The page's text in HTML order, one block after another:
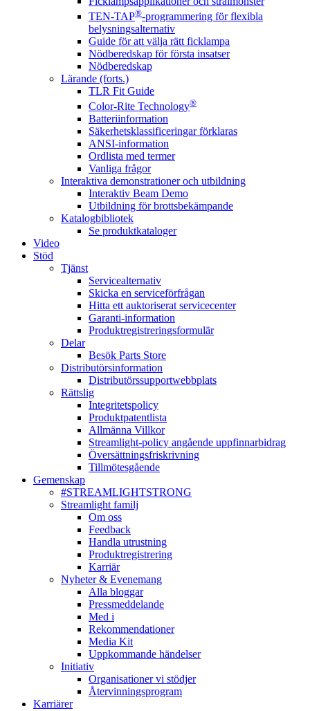
TEN-TAP®-programmering för flexibla
belysningsalternativ
Guide för att välja rätt ficklampa
Nödberedskap för första insatser
Nödberedskap
Lärande (forts.)
TLR Fit Guide
Color-Rite Technology®
Batteriinformation
Säkerhetsklassificeringar förklaras
ANSI-information
Ordlista med termer
Vanliga frågor
Interaktiva demonstrationer och utbildning
Interaktiv Beam Demo
Utbildning för brottsbekämpande
Katalogbibliotek
Se produktkataloger
Video
Stöd
Tjänst
Servicealternativ
Skicka en serviceförfrågan
Hitta ett auktoriserat servicecenter
Garanti-information
Produktregistreringsformulär
Delar
Besök Parts Store
Distributörsinformation
Distributörssupportwebbplats
Rättslig
Integritetspolicy
Produktpatentlista
Allmänna Villkor
Streamlight-policy angående uppfinnarbidrag
Översättningsfriskrivning
Tillmötesgående
Gemenskap
#STREAMLIGHTSTRONG
Streamlight familj
Om oss
Feedback
Handla utrustning
Produktregistrering
Karriär
Nyheter & Evenemang
Alla bloggar
Pressmeddelande
Med i
Rekommendationer
Media Kit
Uppkommande händelser
Initiativ
Organisationer vi stödjer
Återvinningsprogram
Karriärer